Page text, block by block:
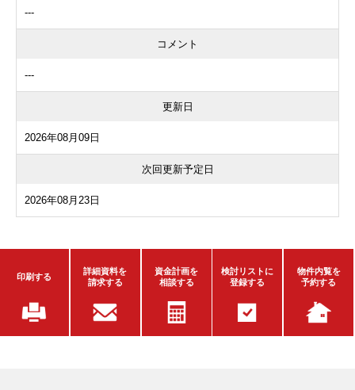
---
コメント
---
更新日
2026年08月09日
次回更新予定日
2026年08月23日
印刷する
詳細資料を
請求する
資金計画を
相談する
検討リストに
登録する
物件内覧を
予約する